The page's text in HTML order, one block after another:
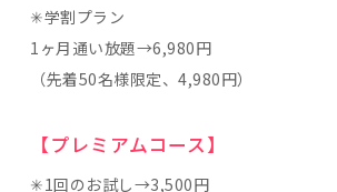
✳︎学割プラン
1ヶ月通い放題→6,980円
（先着50名様限定、4,980円）
【プレミアムコース】
✳︎1回のお試し→3,500円